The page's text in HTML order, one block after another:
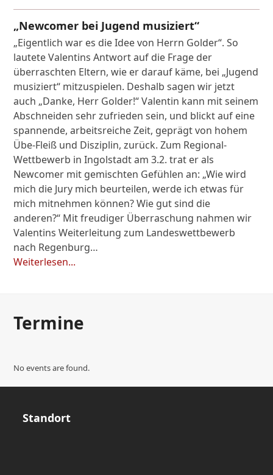
„Newcomer bei Jugend musiziert“
„Eigentlich war es die Idee von Herrn Golder“. So
lautete Valentins Antwort auf die Frage der
überraschten Eltern, wie er darauf käme, bei „Jugend
musiziert“ mitzuspielen. Deshalb sagen wir jetzt
auch „Danke, Herr Golder!“ Valentin kann mit seinem
Abschneiden sehr zufrieden sein, und blickt auf eine
spannende, arbeitsreiche Zeit, geprägt von hohem
Übe-Fleiß und Disziplin, zurück. Zum Regional-
Wettbewerb in Ingolstadt am 3.2. trat er als
Newcomer mit gemischten Gefühlen an: „Wie wird
mich die Jury mich beurteilen, werde ich etwas für
mich mitnehmen können? Wie gut sind die
anderen?“ Mit freudiger Überraschung nahmen wir
Valentins Weiterleitung zum Landeswettbewerb
nach Regenburg…
Weiterlesen...
Termine
No events are found.
Standort